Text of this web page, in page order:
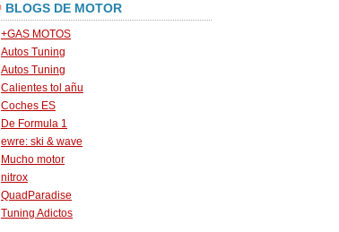
BLOGS DE MOTOR
+GAS MOTOS
Autos Tuning
Autos Tuning
Calientes tol añu
Coches ES
De Formula 1
ewre: ski & wave
Mucho motor
nitrox
QuadParadise
Tuning Adictos